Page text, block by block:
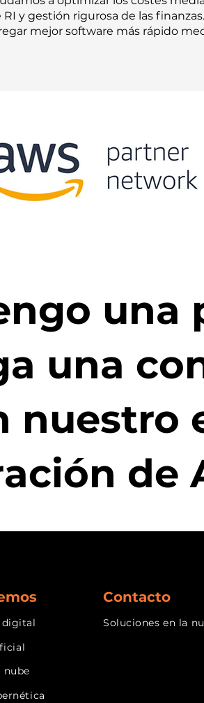
y gestión rigurosa de las finanzas.
mejor software más rápido
una
una
nuestro
de
digital
nube
Contacto
Soluciones en la